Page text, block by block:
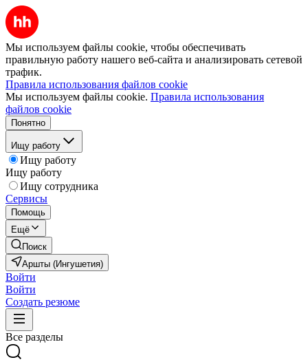
Мы используем файлы cookie, чтобы обеспечивать
правильную работу нашего веб-сайта и анализировать сетевой
трафик.
Правила использования файлов cookie
Мы используем файлы cookie. Правила использования
файлов cookie
Понятно
Ищу работу
Ищу работу
Ищу работу
Ищу сотрудника
Сервисы
Помощь
Ещё
Поиск
Аршты (Ингушетия)
Войти
Войти
Создать резюме
Все разделы